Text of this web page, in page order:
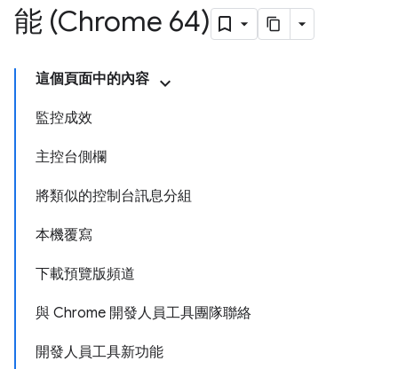
能 (Chrome 64)
這個頁面中的內容
監控成效
主控台側欄
將類似的控制台訊息分組
本機覆寫
下載預覽版頻道
與 Chrome 開發人員工具團隊聯絡
開發人員工具新功能